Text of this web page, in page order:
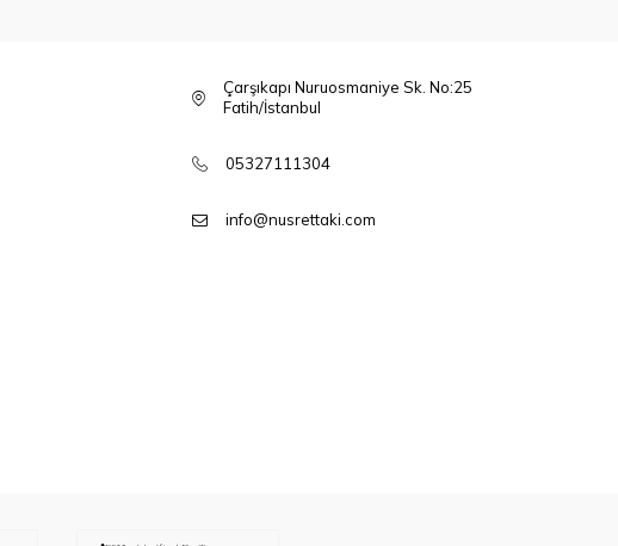
Çarşıkapı Nuruosmaniye Sk. No:25
Fatih/İstanbul
05327111304
info@nusrettaki.com